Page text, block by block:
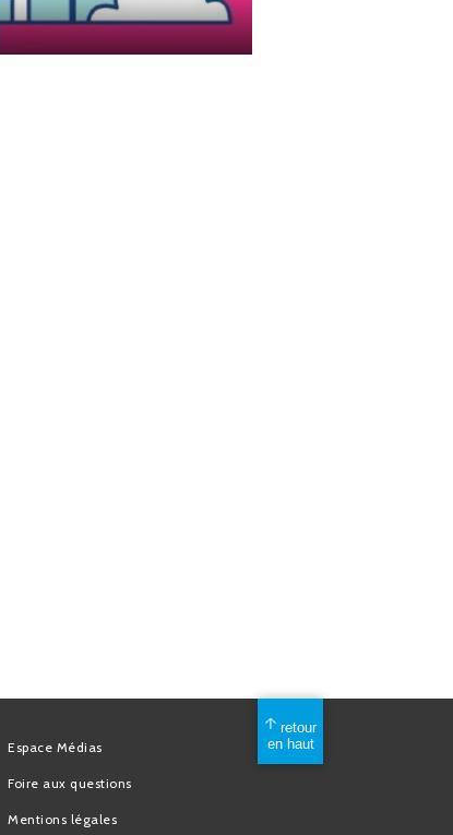
Espace Médias
Foire aux questions
Mentions légales